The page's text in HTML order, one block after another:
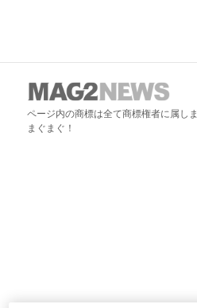
ページ内の商標は全て商標権者に属し
まぐまぐ！